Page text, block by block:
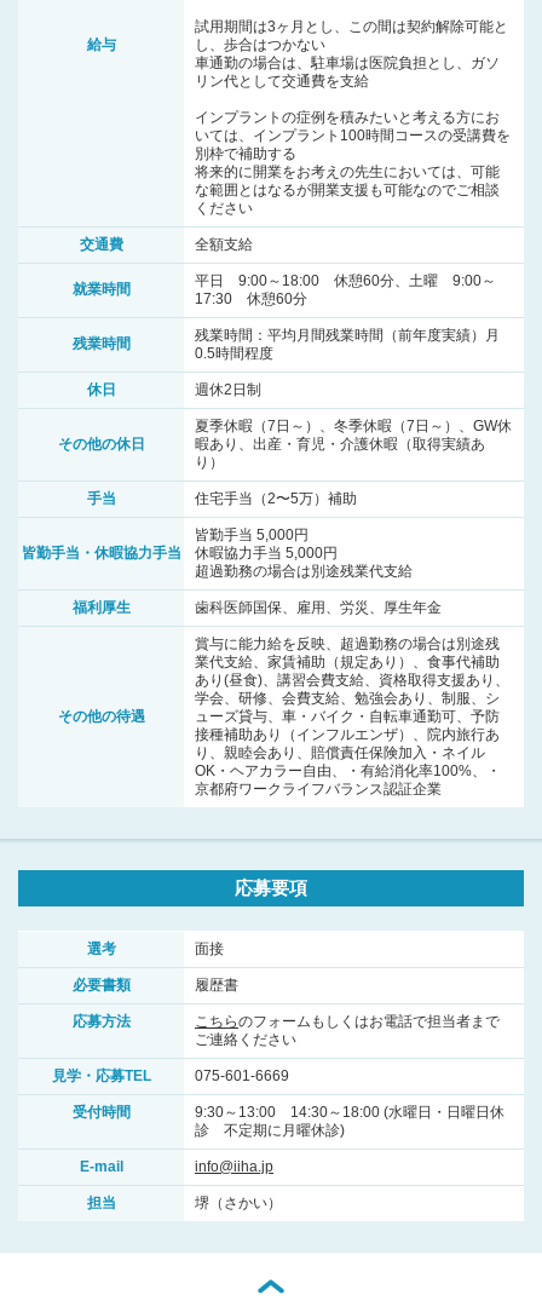
給与
試用期間は3ヶ月とし、この間は契約解除可能と
し、歩合はつかない
車通勤の場合は、駐車場は医院負担とし、ガソ
リン代として交通費を支給
インプラントの症例を積みたいと考える方にお
いては、インプラント100時間コースの受講費を
別枠で補助する
将来的に開業をお考えの先生においては、可能
な範囲とはなるが開業支援も可能なのでご相談
ください
交通費 全額支給
就業時間
平日 9:00～18:00 休憩60分、土曜 9:00～
17:30 休憩60分
残業時間
残業時間：平均月間残業時間（前年度実績）月
0.5時間程度
休日 週休2日制
その他の休日
夏季休暇（7日～）、冬季休暇（7日～）、GW休
暇あり、出産・育児・介護休暇（取得実績あ
り）
手当 住宅手当（2〜5万）補助
皆勤手当・休暇協力手当
皆勤手当 5,000円
休暇協力手当 5,000円
超過勤務の場合は別途残業代支給
福利厚生 歯科医師国保、雇用、労災、厚生年金
その他の待遇
賞与に能力給を反映、超過勤務の場合は別途残
業代支給、家賃補助（規定あり）、食事代補助
あり(昼食)、講習会費支給、資格取得支援あり、
学会、研修、会費支給、勉強会あり、制服、シ
ューズ貸与、車・バイク・自転車通勤可、予防
接種補助あり（インフルエンザ）、院内旅行あ
り、親睦会あり、賠償責任保険加入・ネイル
OK・ヘアカラー自由、・有給消化率100%、・
京都府ワークライフバランス認証企業
応募要項
選考 面接
必要書類 履歴書
応募方法 こちらのフォームもしくはお電話で担当者まで
ご連絡ください
見学・応募TEL 075-601-6669
受付時間
9:30～13:00 14:30～18:00 (水曜日・日曜日休
診 不定期に月曜休診)
E-mail info@iiha.jp
担当 堺（さかい）